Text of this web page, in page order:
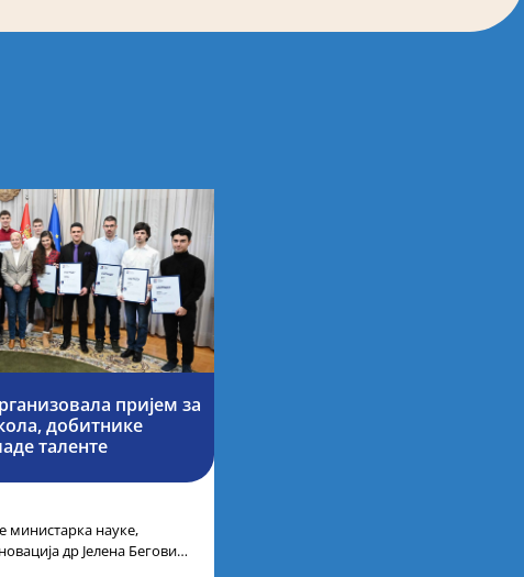
пријем за
добитнике
таленте
министарка науке,
др Јелена Беговић